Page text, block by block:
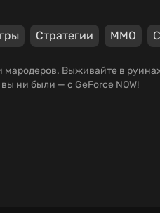
Стратегии ММО
мародеров. Выживайте в
ни были — с GeForce NOW!